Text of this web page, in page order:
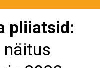
pliiatsid:
näitus